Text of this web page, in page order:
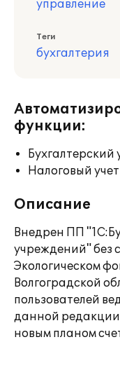
управление
Теги
бухгалтерия
функции:
Бухгалтерский
Налоговый учет
Описание
Внедрен ПП
учреждений" без
Экологическом
Волгоградской
пользователей
данной редакции
новым планом